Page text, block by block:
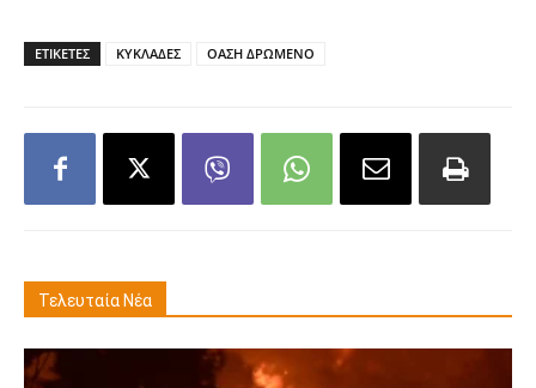
ΕΤΙΚΕΤΕΣ ΚΥΚΛΑΔΕΣ ΟΑΣΗ ΔΡΩΜΕΝΟ
Τελευταία Νέα